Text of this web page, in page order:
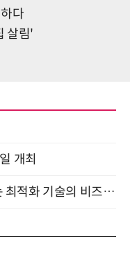
다
살림'
개최
[올쇼TV] Gurobi와 함께 알아보는 최적화 기술의 비즈니스 활용 (8월 20일 생방송)